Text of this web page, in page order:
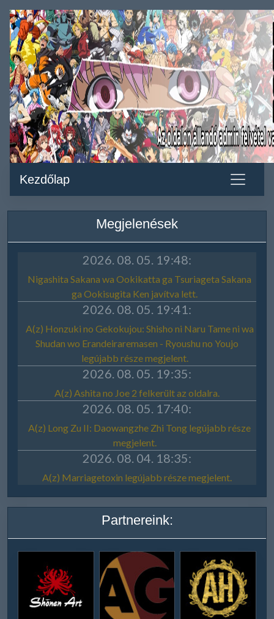
Kezdőlap
Megjelenések
Partnereink: